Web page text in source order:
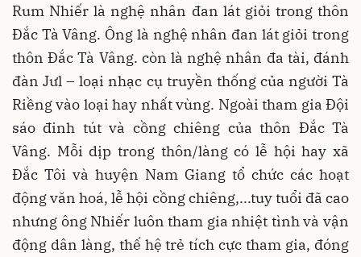
Rum Nhiếr là nghệ nhân đan lát giỏi trong thôn
Đắc Tà Vâng. Ông là nghệ nhân đan lát giỏi trong
thôn Đắc Tà Vâng. còn là nghệ nhân đa tài, đánh
đàn Jưl – loại nhạc cụ truyền thống của người Tà
Riềng vào loại hay nhất vùng. Ngoài tham gia Đội
sáo đinh tút và cồng chiêng của thôn Đắc Tà
Vâng. Mỗi dịp trong thôn/làng có lễ hội hay xã
Đắc Tôi và huyện Nam Giang tổ chức các hoạt
động văn hoá, lễ hội cồng chiêng,...tuy tuổi đã cao
nhưng ông Nhiếr luôn tham gia nhiệt tình và vận
động dân làng, thế hệ trẻ tích cực tham gia, đóng